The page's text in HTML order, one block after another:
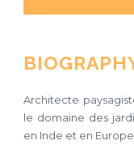
Architecte
le domaine des
en Inde et en